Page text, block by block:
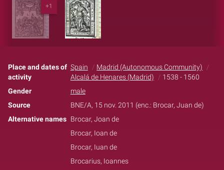
+1
Place and dates of
activity
Spain
Madrid (Autonomous Community)
Alcalá de Henares (Madrid)
1538 - 1560
Gender
male
Source
BNE/A, 15 nov. 2011 (enc.: Brocar, Juan de)
Alternative names Brocar, Joan de
Brocar, Ioan de
Brocar, Iuan de
Brocarius, Ioannes